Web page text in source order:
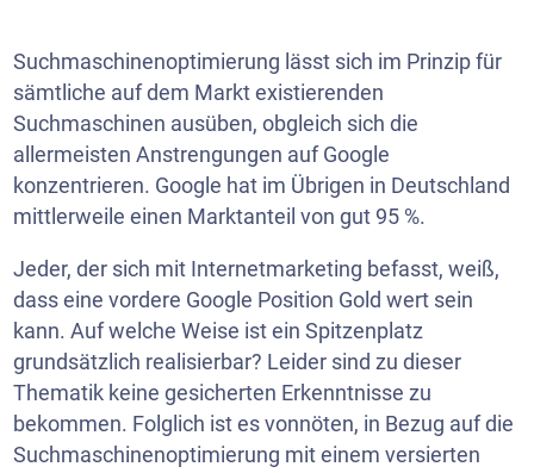
Suchmaschinenoptimierung lässt sich im Prinzip für
sämtliche auf dem Markt existierenden
Suchmaschinen ausüben, obgleich sich die
allermeisten Anstrengungen auf Google
konzentrieren. Google hat im Übrigen in Deutschland
mittlerweile einen Marktanteil von gut 95 %.
Jeder, der sich mit Internetmarketing befasst, weiß,
dass eine vordere Google Position Gold wert sein
kann. Auf welche Weise ist ein Spitzenplatz
grundsätzlich realisierbar? Leider sind zu dieser
Thematik keine gesicherten Erkenntnisse zu
bekommen. Folglich ist es vonnöten, in Bezug auf die
Suchmaschinenoptimierung mit einem versierten